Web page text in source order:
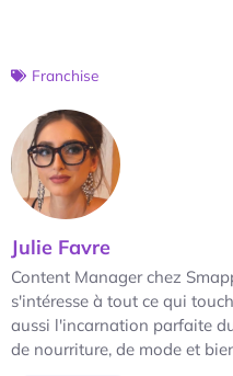
Franchise
Julie Favre
Content Manager chez
s'intéresse à tout ce qui
aussi l'incarnation parfaite
de nourriture, de mode et